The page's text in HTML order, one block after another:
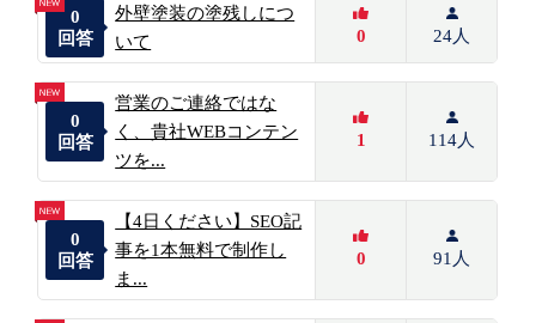
0
回答
外壁塗装の塗残しにつ
いて
0 24人
0
回答
営業のご連絡ではな
く、貴社WEBコンテン
ツを...
1 114人
0
回答
【4日ください】SEO記
事を1本無料で制作し
ま...
0 91人